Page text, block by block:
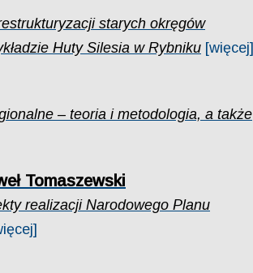
starych okręgów
Huty Silesia w Rybniku [więcej]
– teoria i metodologia, a także
Tomaszewski
realizacji Narodowego Planu